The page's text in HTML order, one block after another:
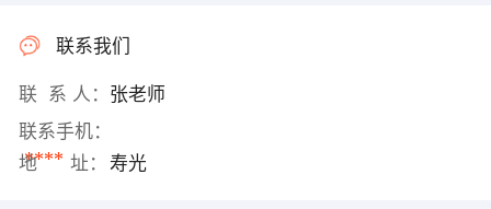
联系我们
联 系 人： 张老师
联系手机：
****
地 址： 寿光